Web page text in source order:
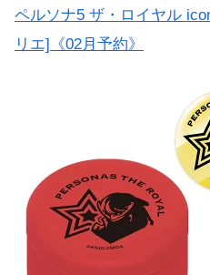
ペルソナ5 ザ・ロイヤル
リエ]《02月予約》